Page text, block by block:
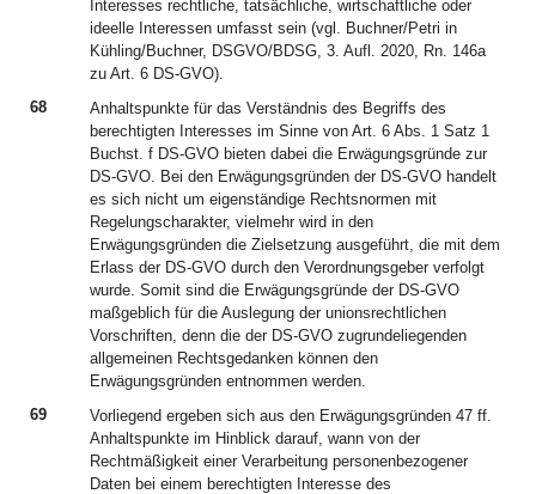
Interesses rechtliche, tatsächliche, wirtschaftliche oder
ideelle Interessen umfasst sein (vgl. Buchner/Petri in
Kühling/Buchner, DSGVO/BDSG, 3. Aufl. 2020, Rn. 146a
zu Art. 6 DS-GVO).
68
Anhaltspunkte für das Verständnis des Begriffs des
berechtigten Interesses im Sinne von Art. 6 Abs. 1 Satz 1
Buchst. f DS-GVO bieten dabei die Erwägungsgründe zur
DS-GVO. Bei den Erwägungsgründen der DS-GVO handelt
es sich nicht um eigenständige Rechtsnormen mit
Regelungscharakter, vielmehr wird in den
Erwägungsgründen die Zielsetzung ausgeführt, die mit dem
Erlass der DS-GVO durch den Verordnungsgeber verfolgt
wurde. Somit sind die Erwägungsgründe der DS-GVO
maßgeblich für die Auslegung der unionsrechtlichen
Vorschriften, denn die der DS-GVO zugrundeliegenden
allgemeinen Rechtsgedanken können den
Erwägungsgründen entnommen werden.
69
Vorliegend ergeben sich aus den Erwägungsgründen 47 ff.
Anhaltspunkte im Hinblick darauf, wann von der
Rechtmäßigkeit einer Verarbeitung personenbezogener
Daten bei einem berechtigten Interesse des